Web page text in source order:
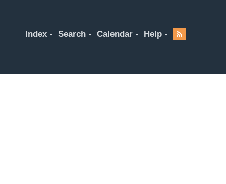
Index Search Calendar Help